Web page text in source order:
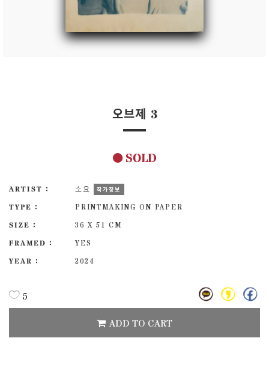
오브제 3
SOLD
ARTIST : 소요 작가정보
TYPE :
PRINTMAKING ON PAPER
SIZE :
36 X 51 CM
FRAMED :
YES
YEAR :
2024
5
ADD TO CART